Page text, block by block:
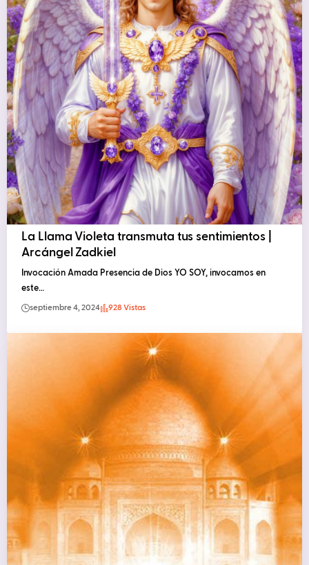
La Llama Violeta transmuta tus sentimientos |
Arcángel Zadkiel
Invocación Amada Presencia de Dios YO SOY, invocamos en
este…
septiembre 4, 2024 928 Vistas